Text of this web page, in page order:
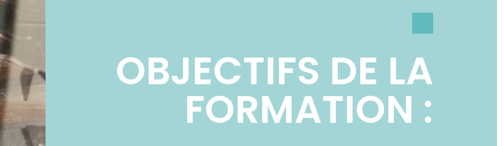
OBJECTIFS DE LA
FORMATION :